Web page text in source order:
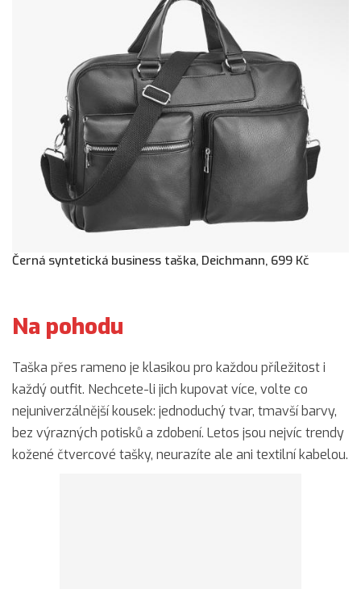
Černá syntetická business taška, Deichmann, 699 Kč
Na pohodu
Taška přes rameno je klasikou pro každou příležitost i
každý outfit. Nechcete-li jich kupovat více, volte co
nejuniverzálnější kousek: jednoduchý tvar, tmavší barvy,
bez výrazných potisků a zdobení. Letos jsou nejvíc trendy
kožené čtvercové tašky, neurazíte ale ani textilní kabelou.